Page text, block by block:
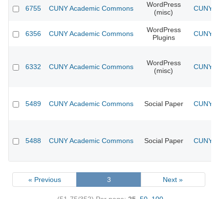
6755 CUNY Academic Commons
WordPress
(misc)
CUNY
6356 CUNY Academic Commons
WordPress
Plugins
CUNY
6332 CUNY Academic Commons
WordPress
(misc)
CUNY
5489 CUNY Academic Commons Social Paper CUNY
5488 CUNY Academic Commons Social Paper CUNY
« Previous 3 Next »